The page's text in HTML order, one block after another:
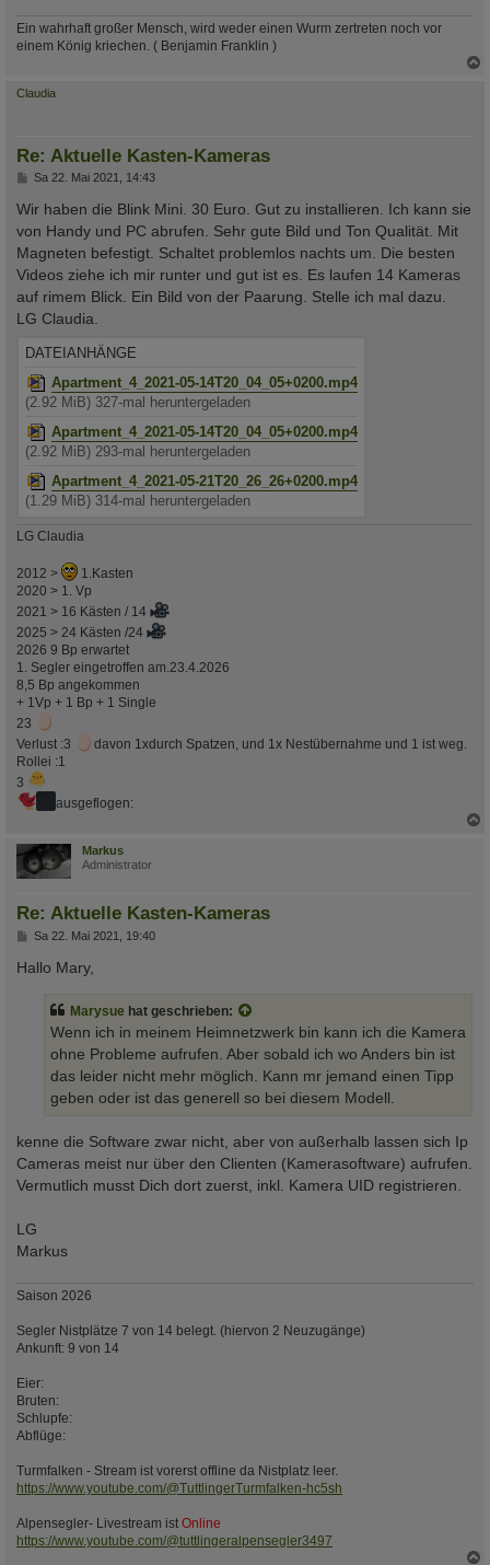
Ein wahrhaft großer Mensch, wird weder einen Wurm zertreten noch vor
einem König kriechen. ( Benjamin Franklin )
Claudia
Re: Aktuelle Kasten-Kameras
B
i
r
a
g
Sa 22. Mai 2021, 14:43
Wir haben die Blink Mini. 30 Euro. Gut zu installieren. Ich kann sie
von Handy und PC abrufen. Sehr gute Bild und Ton Qualität. Mit
Magneten befestigt. Schaltet problemlos nachts um. Die besten
Videos ziehe ich mir runter und gut ist es. Es laufen 14 Kameras
auf rimem Blick. Ein Bild von der Paarung. Stelle ich mal dazu.
LG Claudia.
DATEIANHÄNGE
Apartment_4_2021-05-14T20_04_05+0200.mp4
(2.92 MiB) 327-mal heruntergeladen
Apartment_4_2021-05-14T20_04_05+0200.mp4
(2.92 MiB) 293-mal heruntergeladen
Apartment_4_2021-05-21T20_26_26+0200.mp4
(1.29 MiB) 314-mal heruntergeladen
LG Claudia
2012 >
1.Kasten
2020 > 1. Vp
2021 > 16 Kästen / 14
2025 > 24 Kästen /24
2026 9 Bp erwartet
1. Segler eingetroffen am.23.4.2026
8,5 Bp angekommen
+ 1Vp + 1 Bp + 1 Single
23
Verlust :3
davon 1xdurch Spatzen, und 1x Nestübernahme und 1 ist weg.
Rollei :1
3
ausgeflogen:
Markus
Administrator
Re: Aktuelle Kasten-Kameras
B
i
Sa 22. Mai 2021, 19:40
Hallo Mary,
Marysue hat geschrieben:
Wenn ich in meinem Heimnetzwerk bin kann ich die Kamera
ohne Probleme aufrufen. Aber sobald ich wo Anders bin ist
das leider nicht mehr möglich. Kann mr jemand einen Tipp
geben oder ist das generell so bei diesem Modell.
kenne die Software zwar nicht, aber von außerhalb lassen sich Ip
Cameras meist nur über den Clienten (Kamerasoftware) aufrufen.
Vermutlich musst Dich dort zuerst, inkl. Kamera UID registrieren.
LG
Markus
Saison 2026
Segler Nistplätze 7 von 14 belegt. (hiervon 2 Neuzugänge)
Ankunft: 9 von 14
Eier:
Bruten:
Schlupfe:
Abflüge:
Turmfalken - Stream ist vorerst offline da Nistplatz leer.
https://www.youtube.com/@TuttlingerTurmfalken-hc5sh
Alpensegler- Livestream ist Online
https://www.youtube.com/@tuttlingeralpensegler3497